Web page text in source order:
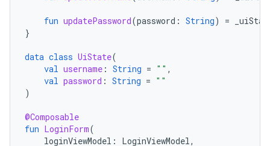
fun updatePassword(password : String) =
}
data class UiState(
val username : String = "" ,
val password : String = ""
)
@Composable
fun LoginForm(
loginViewModel : LoginViewModel,